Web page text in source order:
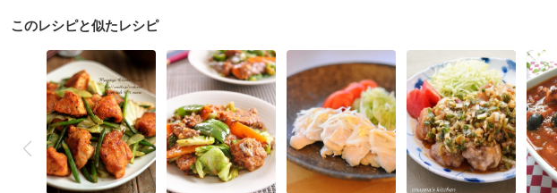
このレシピと似たレシピ